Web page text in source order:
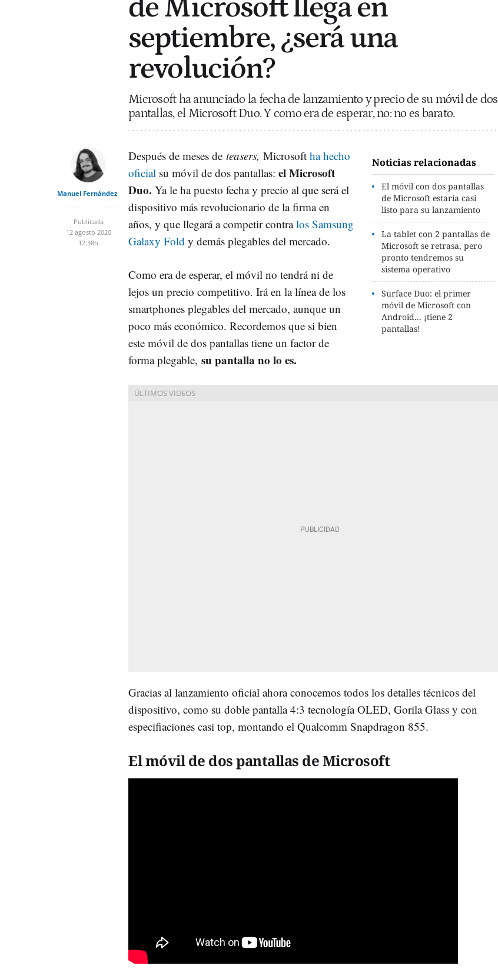
de Microsoft llega en
septiembre, ¿será una
revolución?
Microsoft ha anunciado la fecha de lanzamiento y precio de su móvil de dos
pantallas, el Microsoft Duo. Y como era de esperar, no: no es barato.
Manuel Fernández
Publicada
12 agosto 2020
12:38h
Noticias relacionadas
El móvil con dos pantallas
de Microsoft estaría casi
listo para su lanzamiento
La tablet con 2 pantallas de
Microsoft se retrasa, pero
pronto tendremos su
sistema operativo
Surface Duo: el primer
móvil de Microsoft con
Android... ¡tiene 2
pantallas!
Después de meses de teasers, Microsoft ha hecho
oficial su móvil de dos pantallas: el Microsoft
Duo. Ya le ha puesto fecha y precio al que será el
dispositivo más revolucionario de la firma en
años, y que llegará a competir contralos Samsung
Galaxy Fold y demás plegables del mercado.
Como era de esperar, el móvil no tendrá ni de
lejos un precio competitivo. Irá en la línea de los
smartphones plegables del mercado, aunque un
poco más económico. Recordemos que si bien
este móvil de dos pantallas tiene un factor de
forma plegable, su pantalla no lo es.
Gracias al lanzamiento oficial ahora conocemos todos los detalles técnicos del
dispositivo, como su doble pantalla 4:3 tecnología OLED, Gorila Glass y con
especifiaciones casi top, montando el Qualcomm Snapdragon 855.
El móvil de dos pantallas de Microsoft